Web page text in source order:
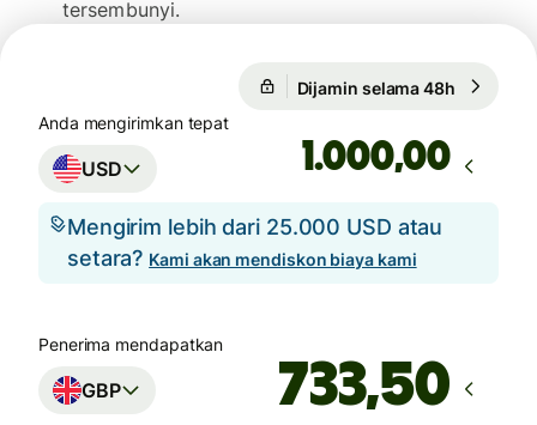
tersembunyi.
Dijamin selama 48h
Anda mengirimkan tepat
USD ,00
Mengirim lebih dari 25.000 USD atau
setara? Kami akan mendiskon biaya kami
Penerima mendapatkan
GBP